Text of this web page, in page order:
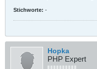
Stichworte: -
Hopka
PHP Expert